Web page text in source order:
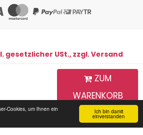
Ich bin damit
einverstanden
Cookies, um Ihnen ein
ZUM
WARENKORB
HINZUFÜGEN
gesetzlicher USt., zzgl. Versand
Roos | Alle Rechte vorbehalten. Mb
De Roos
Mein Warenkorb SendungsverfolgungKommunikation